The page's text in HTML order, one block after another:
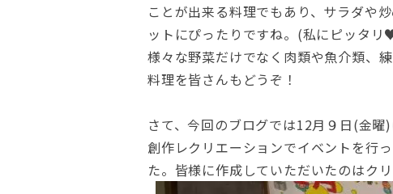
ことが出来る料理でもあり、サラダや
ットにぴったりですね。(私にピッタリ
様々な野菜だけでなく肉類や魚介類、
料理を皆さんもどうぞ！
さて、今回のブログでは12月９日(金曜
創作レクリエーションでイベントを行
た。皆様に作成していただいたのはク